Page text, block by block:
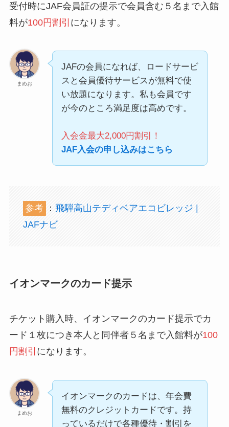
受付時にJAF会員証の提示で会員含む５名まで入館
料が100円割引 になります。
まめお
JAFの会員になれば、ロードサービ
スと会員優待サービスが無料で使
い放題になります。私も会員です
が今のところ満足度は高めです。
入会金最大2,000円割引！
JAF入会の申し込みはこちら
参考 ： 飛騨高山テディベアエコビレッジ |
JAFナビ
イオンマークのカード提示
チケット購入時、イオンマークのカード提示でカ
ード１枚につき本人と同伴者５名まで入館料が100
円割引 になります。
まめお
イオンマークのカードは、年会費
無料のクレジットカードです。持
っているだけで各種優待・割引を